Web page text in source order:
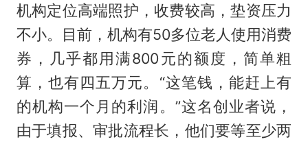
机构定位高端照护，收费较高，垫资压力
不小。目前，机构有50多位老人使用消费
券，几乎都用满800元的额度，简单粗
算，也有四五万元。“这笔钱，能赶上有
的机构一个月的利润。”这名创业者说，
由于填报、审批流程长，他们要等至少两